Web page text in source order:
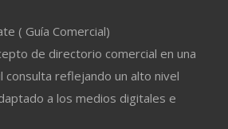
( Guía Comercial)
de directorio comercial en una
consulta reflejando un alto nivel
a los medios digitales e